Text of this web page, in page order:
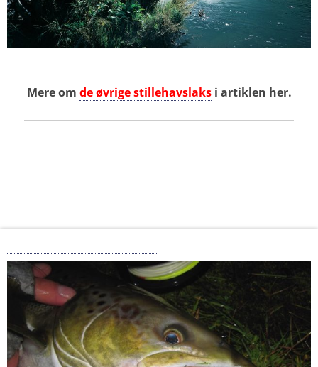
Mere om de øvrige stillehavslaksi artiklen her.